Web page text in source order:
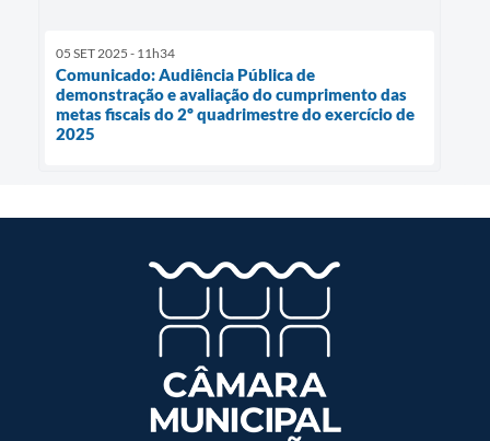
05 SET 2025 - 11h34
Comunicado: Audiência Pública de
demonstração e avaliação do cumprimento das
metas fiscais do 2º quadrimestre do exercício de
2025